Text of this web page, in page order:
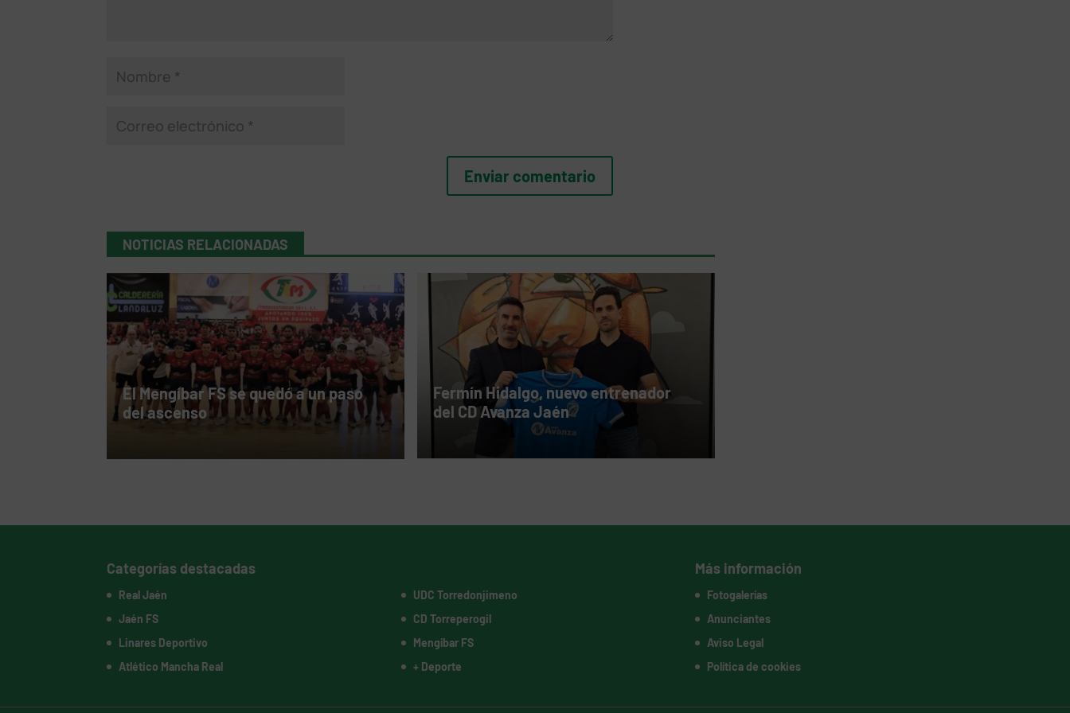
NOTICIAS RELACIONADAS
El Mengíbar FS se quedó a un paso
del ascenso
Fermín Hidalgo, nuevo entrenador
del CD Avanza Jaén
Categorías destacadas
Real Jaén
Jaén FS
Linares Deportivo
Atlético Mancha Real
UDC Torredonjimeno
CD Torreperogil
Mengíbar FS
+ Deporte
Más información
Fotogalerías
Anunciantes
Aviso Legal
Política de cookies